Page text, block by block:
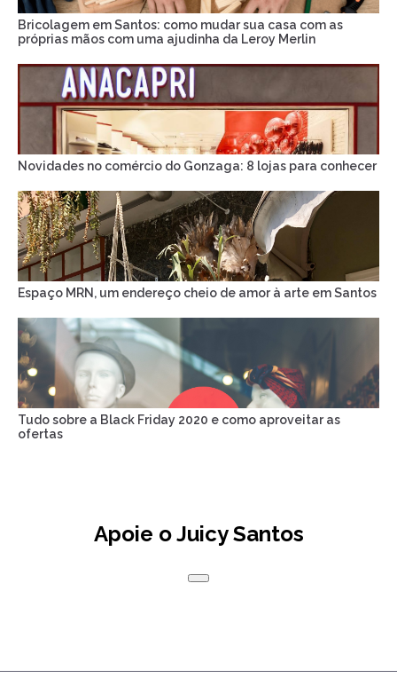
Bricolagem em Santos: como mudar sua casa com as
próprias mãos com uma ajudinha da Leroy Merlin
Novidades no comércio do Gonzaga: 8 lojas para conhecer
Espaço MRN, um endereço cheio de amor à arte em Santos
Tudo sobre a Black Friday 2020 e como aproveitar as
ofertas
Apoie o Juicy Santos